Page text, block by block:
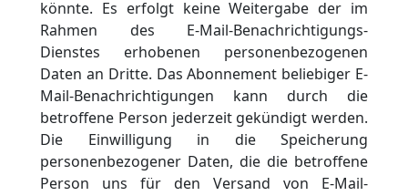
könnte. Es erfolgt keine Weitergabe der im
Rahmen des E-Mail-Benachrichtigungs-
Dienstes erhobenen personenbezogenen
Daten an Dritte. Das Abonnement beliebiger E-
Mail-Benachrichtigungen kann durch die
betroffene Person jederzeit gekündigt werden.
Die Einwilligung in die Speicherung
personenbezogener Daten, die die betroffene
Person uns für den Versand von E-Mail-